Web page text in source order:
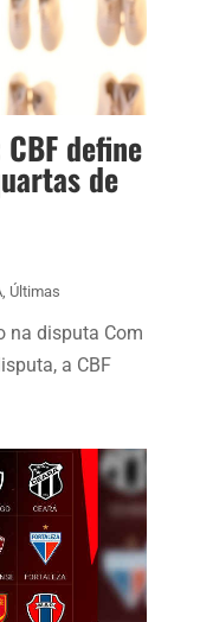
define
de
, Últimas
na disputa Com
a CBF